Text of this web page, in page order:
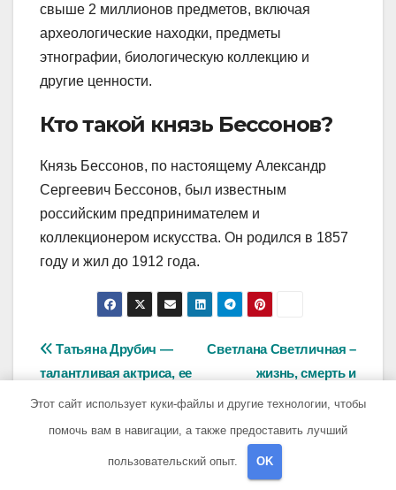
свыше 2 миллионов предметов, включая
археологические находки, предметы
этнографии, биологическую коллекцию и
другие ценности.
Кто такой князь Бессонов?
Князь Бессонов, по настоящему Александр
Сергеевич Бессонов, был известным
российским предпринимателем и
коллекционером искусства. Он родился в 1857
году и жил до 1912 года.
Навигация
по
записям
Светлана Светличная –
жизнь, смерть и
несчастливая участь
Татьяна Друбич —
талантливая актриса, ее
биография, личная
малых сценах
Этот сайт использует куки-файлы и другие технологии, чтобы
помочь вам в навигации, а также предоставить лучший
пользовательский опыт. OK